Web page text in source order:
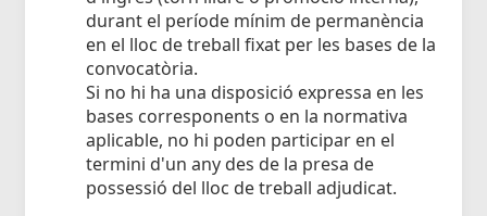
durant el període mínim de permanència
en el lloc de treball fixat per les bases de la
convocatòria.
Si no hi ha una disposició expressa en les
bases corresponents o en la normativa
aplicable, no hi poden participar en el
termini d'un any des de la presa de
possessió del lloc de treball adjudicat.